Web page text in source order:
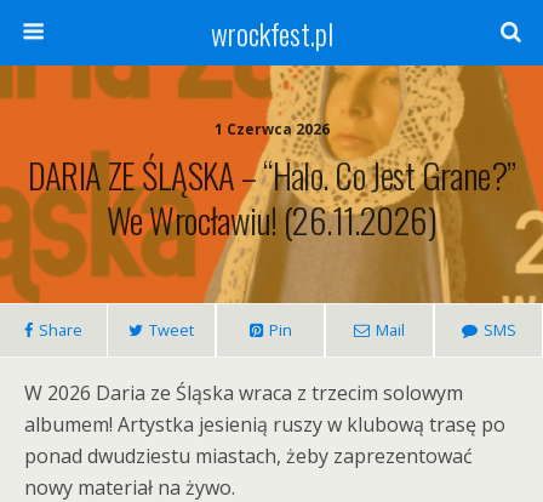
wrockfest.pl
1 Czerwca 2026
DARIA ZE ŚLĄSKA – “Halo. Co Jest Grane?”
We Wrocławiu! (26.11.2026)
Share Tweet Pin Mail SMS
W 2026 Daria ze Śląska wraca z trzecim solowym
albumem! Artystka jesienią ruszy w klubową trasę po
ponad dwudziestu miastach, żeby zaprezentować
nowy materiał na żywo.